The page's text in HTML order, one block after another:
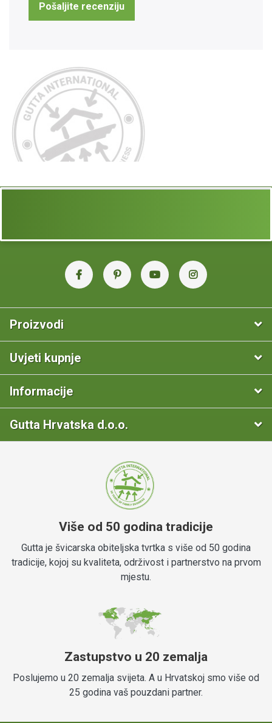
Pošaljite recenziju
Proizvodi
Uvjeti kupnje
Informacije
Gutta Hrvatska d.o.o.
Više od 50 godina tradicije
Gutta je švicarska obiteljska tvrtka s više od 50 godina
tradicije, kojoj su kvaliteta, održivost i partnerstvo na prvom
mjestu.
Zastupstvo u 20 zemalja
Poslujemo u 20 zemalja svijeta. A u Hrvatskoj smo više od
25 godina vaš pouzdani partner.